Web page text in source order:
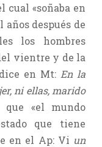
cual «soñaba en
después de
los hombres
vientre y de la
en Mt: En la
ni ellas, marido
que «el mundo
que tiene
en el Ap: Vi un